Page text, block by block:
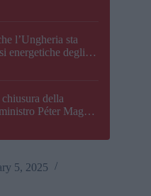
l’Ungheria sta
energetiche degli
della
Péter Magyar
5, 2025